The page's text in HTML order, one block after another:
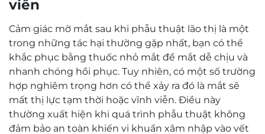
viễn
Cảm giác mờ mắt sau khi phẫu thuật lão thị là một
trong những tác hại thường gặp nhất, bạn có thể
khắc phục bằng thuốc nhỏ mắt để mắt dễ chịu và
nhanh chóng hồi phục. Tuy nhiên, có một số trường
hợp nghiêm trọng hơn có thể xảy ra đó là mắt sẽ
mất thị lực tạm thời hoặc vĩnh viễn. Điều này
thường xuất hiện khi quá trình phẫu thuật không
đảm bảo an toàn khiến vi khuẩn xâm nhập vào vết